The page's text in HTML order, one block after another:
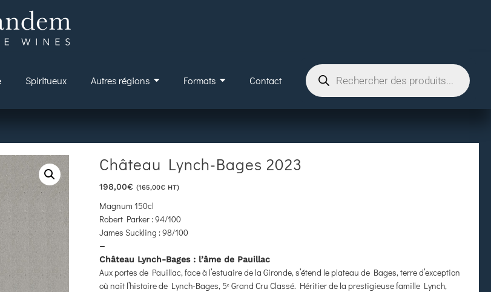
Spiritueux Autres régions Formats Contact
Château Lynch-Bages 2023
198,00€ (165,00€ HT)
Magnum 150cl
Robert Parker :94/100
James Suckling :98/100
–
Château Lynch-Bages : l’âme de Pauillac
Aux portes de Pauillac, face à l’estuaire de la Gironde, s’étend le plateau de Bages, terre d’exception
où naît l’histoire de Lynch-Bages, 5ᵉ Grand Cru Classé. Héritier de la prestigieuse famille Lynch,